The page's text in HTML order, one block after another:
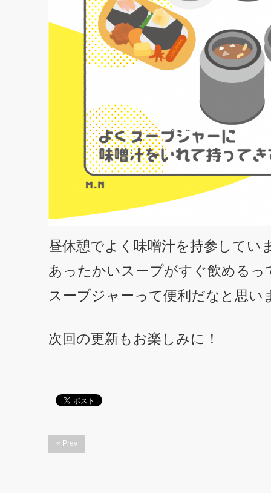
昼休憩でよく味噌汁を持参してい
あったかいスープがすぐ飲めるっ
スープジャーって便利だなと思い
次回の更新もお楽しみに！
« Prev